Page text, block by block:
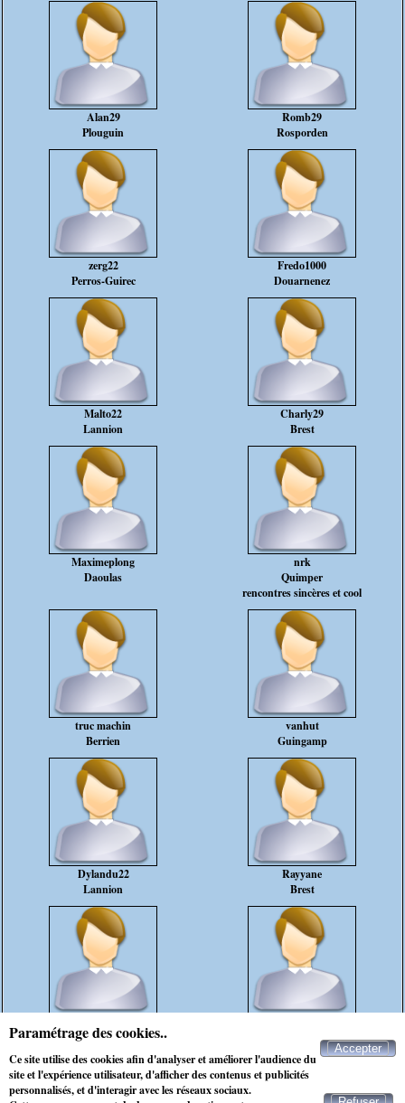
Paramétrage des cookies..
Ce site utilise des cookies afin d'analyser et améliorer l'audience du
site et l'expérience utilisateur, d'afficher des contenus et publicités
personnalisés, et d'interagir avec les réseaux sociaux.
Accepter
Alan29
Plouguin
Romb29
Rosporden
zerg22
Perros-Guirec
Fredo1000
Douarnenez
Malto22
Lannion
Charly29
Brest
Maximeplong
Daoulas
nrk
Quimper
rencontres sincères et cool
truc machin
Berrien
vanhut
Guingamp
Dylandu22
Lannion
Rayyane
Brest
Quimper
rencontre célibataire ploudaniel